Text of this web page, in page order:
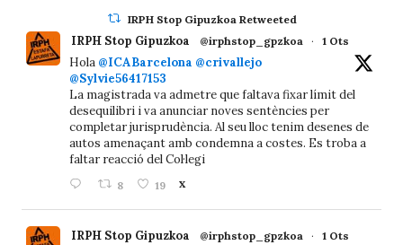
IRPH Stop Gipuzkoa Retweeted
IRPH Stop Gipuzkoa @irphstop_gpzkoa · 1 Ots
Hola @ICABarcelona @crivallejo
@Sylvie56417153
La magistrada va admetre que faltava fixar límit del
desequilibri i va anunciar noves sentències per
completar jurisprudència. Al seu lloc tenim desenes de
autos amenaçant amb condemna a costes. Es troba a
faltar reacció del Col·legi
8 19 X
IRPH Stop Gipuzkoa @irphstop_gpzkoa · 1 Ots